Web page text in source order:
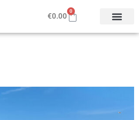
€0.00
0